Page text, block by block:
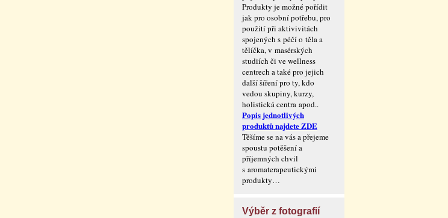
Produkty je možné pořídit
jak pro osobní potřebu, pro
použití při aktivivitách
spojených s péčí o těla a
tělíčka, v masérských
studiích či ve wellness
centrech a také pro jejich
další šíření pro ty, kdo
vedou skupiny, kurzy,
holistická centra apod..
Popis jednotlivých
produktů najdete ZDE
Těšíme se na vás a přejeme
spoustu potěšení a
příjemných chvil
s aromaterape­utickými
produkty…
Výběr z fotografií